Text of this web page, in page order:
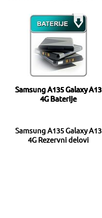
Samsung A135 Galaxy A13
4G Baterije
Samsung A135 Galaxy A13
4G Rezervni delovi